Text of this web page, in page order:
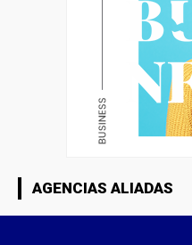
AGENCIAS ALIADAS